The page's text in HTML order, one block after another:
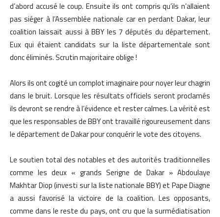
d’abord accusé le coup. Ensuite ils ont compris qu’ils n’allaient
pas siéger à l’Assemblée nationale car en perdant Dakar, leur
coalition laissait aussi à BBY les 7 députés du département.
Eux qui étaient candidats sur la liste départementale sont
donc éliminés. Scrutin majoritaire oblige !
Alors ils ont cogité un complot imaginaire pour noyer leur chagrin
dans le bruit. Lorsque les résultats officiels seront proclamés
ils devront se rendre à l’évidence et rester calmes. La vérité est
que les responsables de BBY ont travaillé rigoureusement dans
le département de Dakar pour conquérir le vote des citoyens.
Le soutien total des notables et des autorités traditionnelles
comme les deux « grands Serigne de Dakar » Abdoulaye
Makhtar Diop (investi sur la liste nationale BBY) et Pape Diagne
a aussi favorisé la victoire de la coalition. Les opposants,
comme dans le reste du pays, ont cru que la surmédiatisation